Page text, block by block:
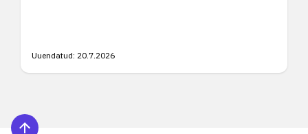
Uuendatud: 20.7.2026